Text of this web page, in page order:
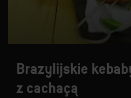
Brazylijskie
z cachaçą